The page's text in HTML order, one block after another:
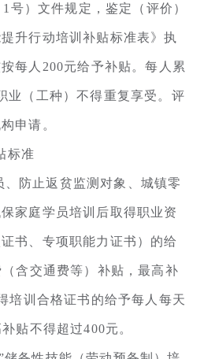
号）文件规定，鉴定（评价）
升行动培训补贴标准表》执
每人200元给予补贴。每人累
业（工种）不得重复享受。评
申请。
标准
、防止返贫监测对象、城镇零
家庭学员培训后取得职业资
书、专项职能力证书）的给
含交通费等）补贴，最高补
培训合格证书的给予每人每天
贴不得超过400元。